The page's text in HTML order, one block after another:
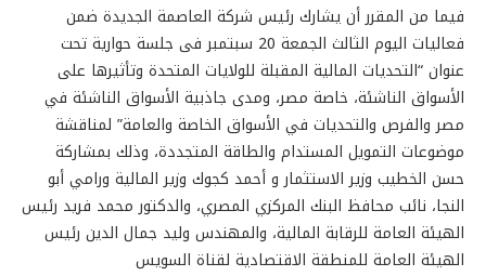
فيما من المقرر أن يشارك رئيس شركة العاصمة الجديدة ضمن
فعاليات اليوم الثالث الجمعة 20 سبتمبر فى جلسة حوارية تحت
عنوان “التحديات المالية المقبلة للولايات المتحدة وتأثيرها على
الأسواق الناشئة، خاصة مصر، ومدى جاذبية الأسواق الناشئة في
مصر والفرص والتحديات في الأسواق الخاصة والعامة” لمناقشة
موضوعات التمويل المستدام والطاقة المتجددة، وذلك بمشاركة
حسن الخطيب وزير الاستثمار و أحمد كجوك وزير المالية ورامي أبو
النجا، نائب محافظ البنك المركزي المصري، والدكتور محمد فريد رئيس
الهيئة العامة للرقابة المالية، والمهندس وليد جمال الدين رئيس
الهيئة العامة للمنطقة الاقتصادية لقناة السويس